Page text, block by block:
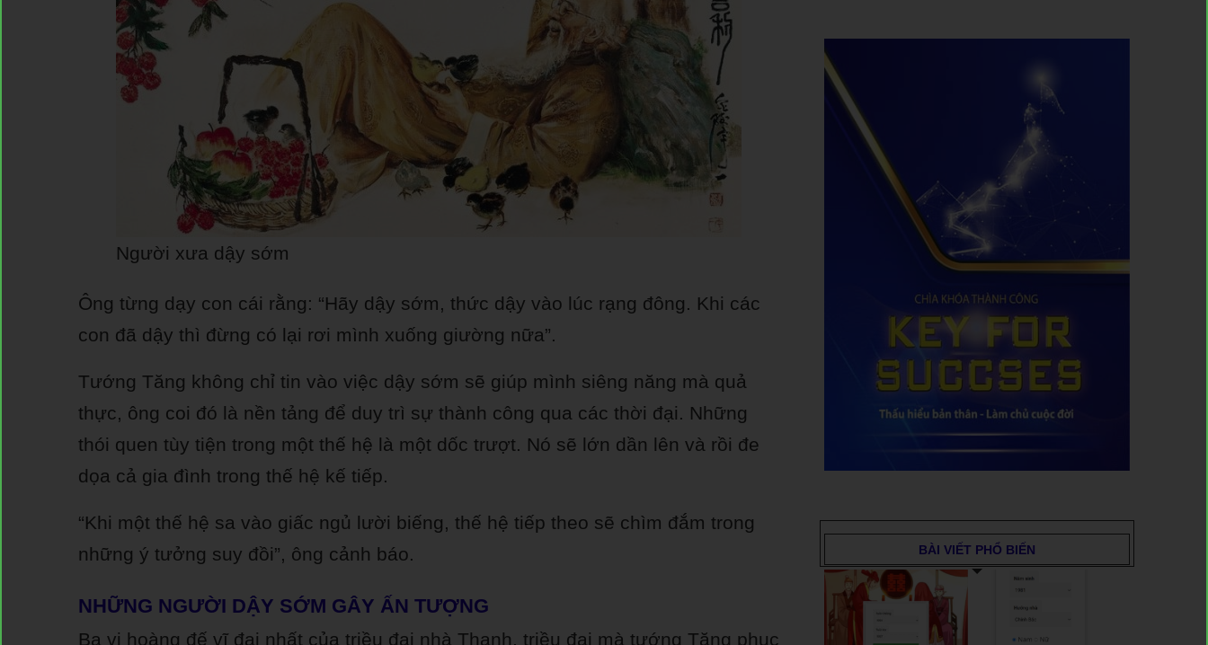
Người xưa dậy sớm
Ông từng dạy con cái rằng: “Hãy dậy sớm, thức dậy vào lúc rạng đông. Khi các
con đã dậy thì đừng có lại rơi mình xuống giường nữa”.
Tướng Tăng không chỉ tin vào việc dậy sớm sẽ giúp mình siêng năng mà quả
thực, ông coi đó là nền tảng để duy trì sự thành công qua các thời đại. Những
thói quen tùy tiện trong một thế hệ là một dốc trượt. Nó sẽ lớn dần lên và rồi đe
dọa cả gia đình trong thế hệ kế tiếp.
“Khi một thế hệ sa vào giấc ngủ lười biếng, thế hệ tiếp theo sẽ chìm đắm trong
những ý tưởng suy đồi”, ông cảnh báo.
NHỮNG NGƯỜI DẬY SỚM GÂY ẤN TƯỢNG
Ba vị hoàng đế vĩ đại nhất của triều đại nhà Thanh, triều đại mà tướng Tăng phục
BÀI VIẾT PHỔ BIẾN